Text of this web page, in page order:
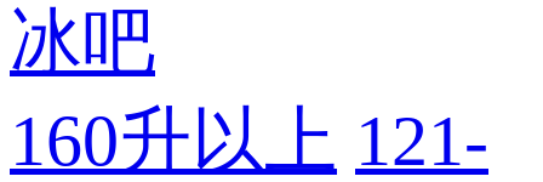
冰吧
160升以上 121-